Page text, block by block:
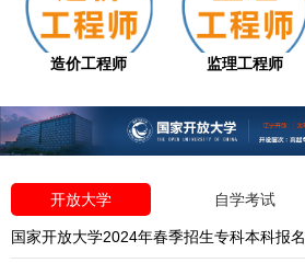
造价工程师 监理工程师
开放大学 自学考试
国家开放大学2024年春季招生专科本科报名